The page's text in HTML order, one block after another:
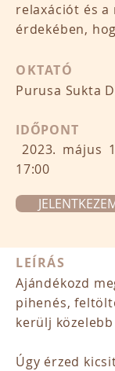
relaxációt és
érdekében,
OKTATÓ
Purusa Sukta
IDŐPONT
2023. május
17:00
LEÍRÁS
Ajándékozd
pihenés,
kerülj
Úgy érzed